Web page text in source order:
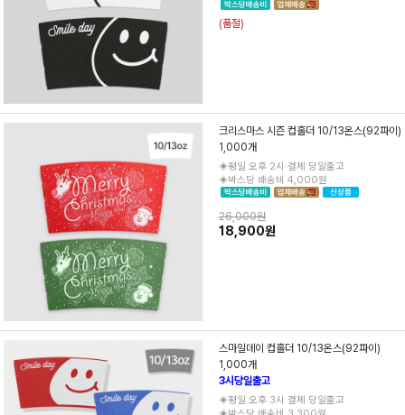
(품절)
크리스마스 시즌 컵홀더 10/13온스(92파이)
1,000개
◈평일 오후 2시 결제 당일출고
◈박스당 배송비 4,000원
26,000원
18,900원
스마일데이 컵홀더 10/13온스(92파이)
1,000개
3시당일출고
◈평일 오후 3시 결제 당일출고